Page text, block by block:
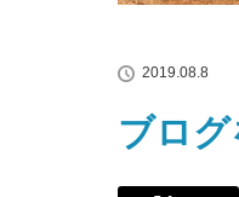
2019.08.8
ブロ